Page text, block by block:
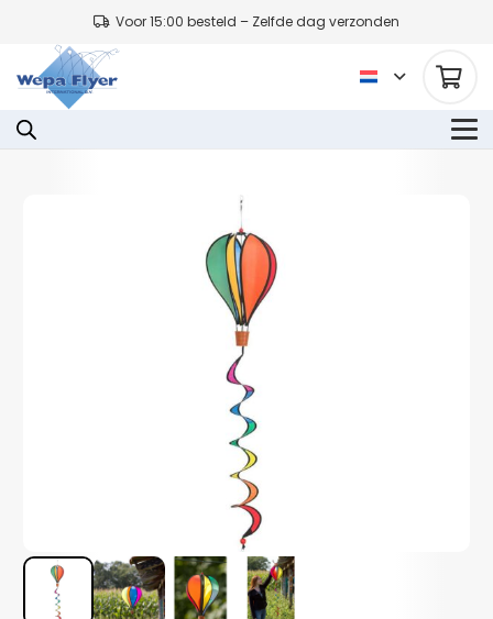
Voor 15:00 besteld – Zelfde dag verzonden